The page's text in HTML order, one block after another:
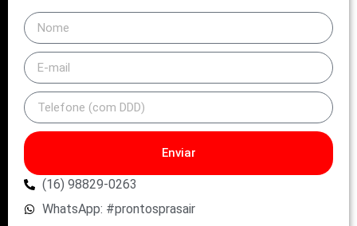
Enviar
(16) 98829-0263
WhatsApp: #prontosprasair